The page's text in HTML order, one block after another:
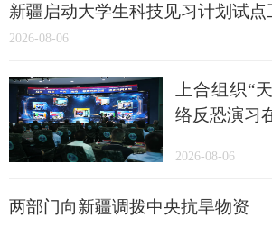
新疆启动大学生科技见习计划试点
2026-08-06
上合组织“
络反恐演习
2026-08-06
两部门向新疆调拨中央抗旱物资